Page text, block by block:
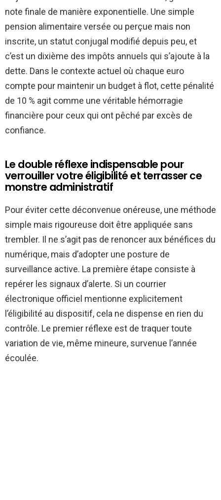
note finale de manière exponentielle. Une simple
pension alimentaire versée ou perçue mais non
inscrite, un statut conjugal modifié depuis peu, et
c’est un dixième des impôts annuels qui s’ajoute à la
dette. Dans le contexte actuel où chaque euro
compte pour maintenir un budget à flot, cette pénalité
de 10 % agit comme une véritable hémorragie
financière pour ceux qui ont pêché par excès de
confiance.
Le double réflexe indispensable pour
verrouiller votre éligibilité et terrasser ce
monstre administratif
Pour éviter cette déconvenue onéreuse, une méthode
simple mais rigoureuse doit être appliquée sans
trembler. Il ne s’agit pas de renoncer aux bénéfices du
numérique, mais d’adopter une posture de
surveillance active. La première étape consiste à
repérer les signaux d’alerte. Si un courrier
électronique officiel mentionne explicitement
l’éligibilité au dispositif, cela ne dispense en rien du
contrôle. Le premier réflexe est de traquer toute
variation de vie, même mineure, survenue l’année
écoulée.